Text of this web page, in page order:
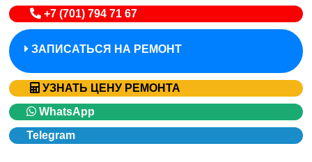
+7 (701) 794 71 67
ЗАПИСАТЬСЯ НА РЕМОНТ
УЗНАТЬ ЦЕНУ РЕМОНТА
WhatsApp
Telegram